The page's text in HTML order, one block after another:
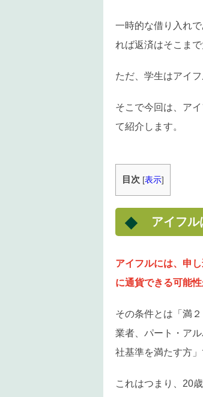
一時的な借り入れ
れば返済はそこま
ただ、学生はアイ
そこで今回は、ア
て紹介します。
目次 [表示]
アイフ
アイフルには、申
に通貨できる可能性
その条件とは「満
業者、パート・ア
社基準を満たす方」
これはつまり、20